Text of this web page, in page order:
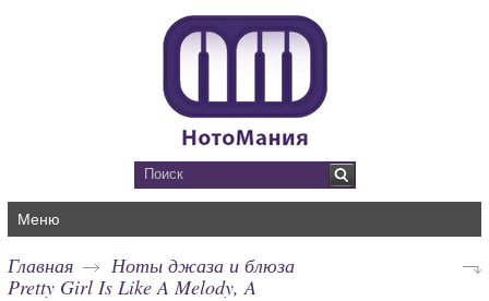
Меню
Главная
Ноты джаза и блюза
Pretty Girl Is Like A Melody, A